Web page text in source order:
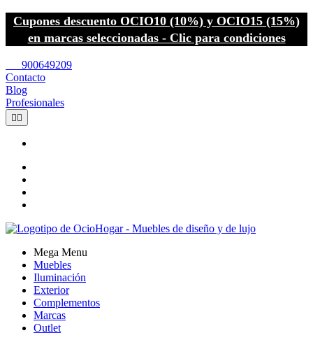
Cupones descuento OCIO10 (10%) y OCIO15 (15%)
en marcas seleccionadas - Clic para condiciones
900649209
Contacto
Blog
Profesionales
 
Mega Menu
Muebles
Iluminación
Exterior
Complementos
Marcas
Outlet